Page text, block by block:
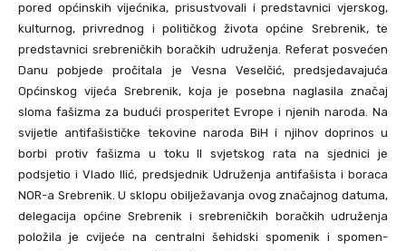
pored općinskih vijećnika, prisustvovali i predstavnici vjerskog,
kulturnog, privrednog i političkog života općine Srebrenik, te
predstavnici srebreničkih boračkih udruženja. Referat posvećen
Danu pobjede pročitala je Vesna Veselčić, predsjedavajuća
Općinskog vijeća Srebrenik, koja je posebna naglasila značaj
sloma fašizma za budući prosperitet Evrope i njenih naroda. Na
svijetle antifašističke tekovine naroda BiH i njihov doprinos u
borbi protiv fašizma u toku II svjetskog rata na sjednici je
podsjetio i Vlado Ilić, predsjednik Udruženja antifašista i boraca
NOR-a Srebrenik. U sklopu obilježavanja ovog značajnog datuma,
delegacija općine Srebrenik i srebreničkih boračkih udruženja
položila je cvijeće na centralni šehidski spomenik i spomen-